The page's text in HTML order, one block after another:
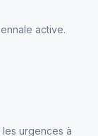
active.
urgences à